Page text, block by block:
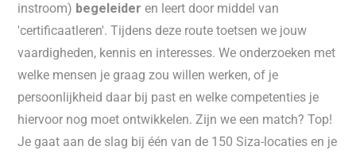
instroom) begeleideren leert door middel van
'certificaatleren'. Tijdens deze route toetsen we jouw
vaardigheden, kennis en interesses. We onderzoeken met
welke mensen je graag zou willen werken, of je
persoonlijkheid daar bij past en welke competenties je
hiervoor nog moet ontwikkelen. Zijn we een match? Top!
Je gaat aan de slag bij één van de 150 Siza-locaties en je